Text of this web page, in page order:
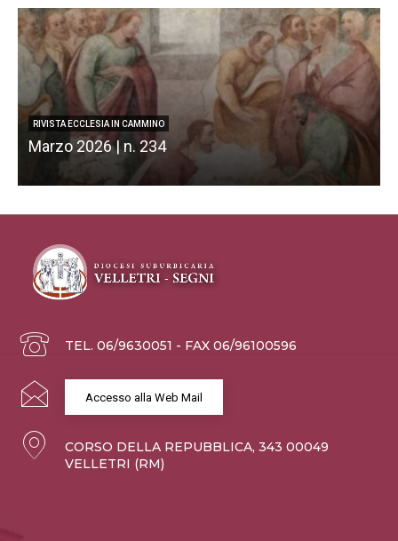
RIVISTA ECCLESIA IN CAMMINO
Marzo 2026 | n. 234
TEL. 06/9630051 - FAX 06/96100596
Accesso alla Web Mail
CORSO DELLA REPUBBLICA, 343 00049
VELLETRI (RM)